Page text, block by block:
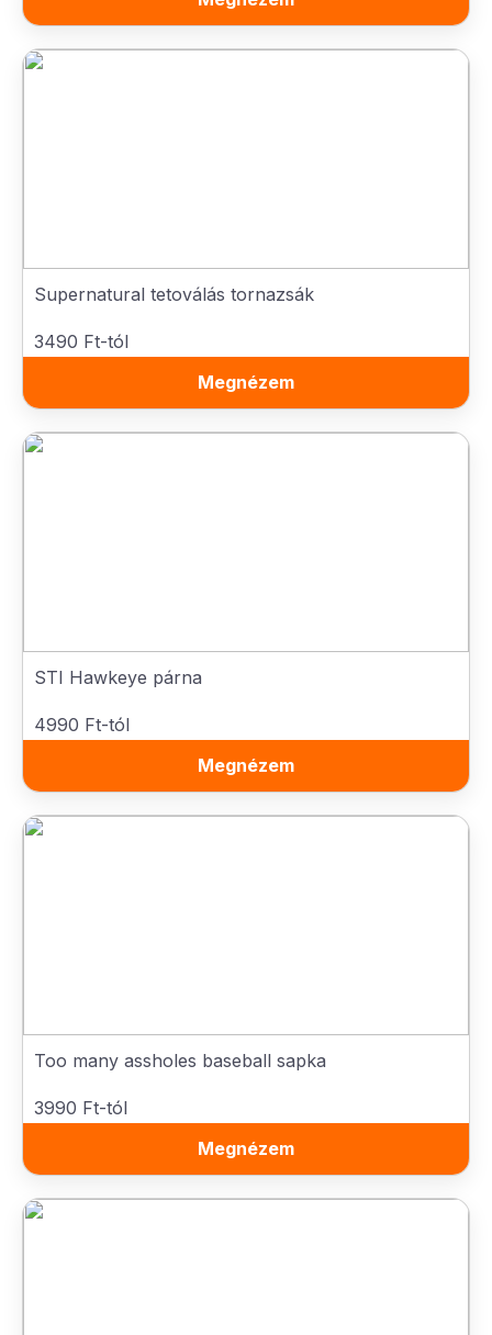
Supernatural tetoválás tornazsák
3490 Ft-tól
Megnézem
STI Hawkeye párna
4990 Ft-tól
Megnézem
Too many assholes baseball sapka
3990 Ft-tól
Megnézem